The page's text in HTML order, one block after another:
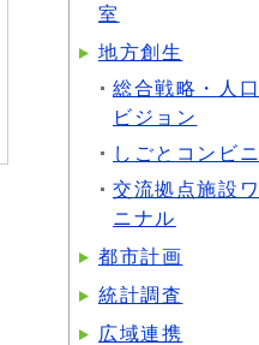
室
地方創生
総合戦略・人口
ビジョン
しごとコンビニ
交流拠点施設ワ
ニナル
都市計画
統計調査
広域連携